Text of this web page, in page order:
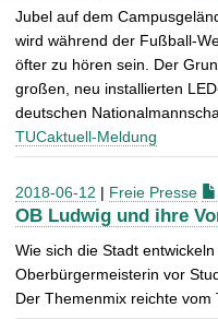
Jubel auf dem
wird während der Fußball-
öfter zu hören sein. Der
großen, neu installierten
deutschen
TUCaktuell-Meldung
2018-06-12 | Freie Presse
OB Ludwig und ihre
Wie sich die Stadt
Oberbürgermeisterin vor
Der Themenmix reichte vom